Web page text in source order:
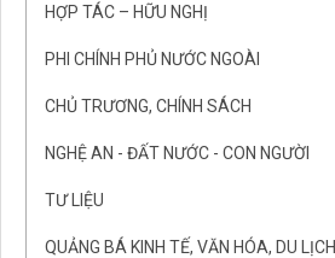
HỢP TÁC – HỮU NGHỊ
PHI CHÍNH PHỦ NƯỚC NGOÀI
CHỦ TRƯƠNG, CHÍNH SÁCH
NGHỆ AN - ĐẤT NƯỚC - CON NGƯỜI
TƯ LIỆU
QUẢNG BÁ KINH TẾ, VĂN HÓA, DU LỊCH